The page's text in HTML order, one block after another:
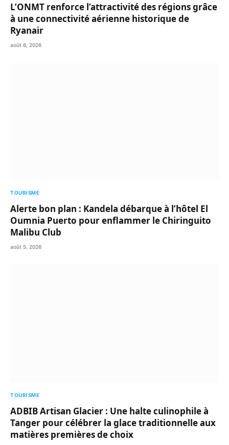
L’ONMT renforce l’attractivité des régions grâce
à une connectivité aérienne historique de
Ryanair
août 6, 2026
TOURISME
Alerte bon plan : Kandela débarque à l’hôtel El
Oumnia Puerto pour enflammer le Chiringuito
Malibu Club
août 5, 2026
TOURISME
ADBIB Artisan Glacier : Une halte culinophile à
Tanger pour célébrer la glace traditionnelle aux
matières premières de choix